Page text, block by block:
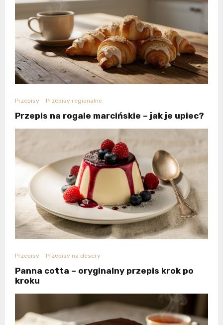
Przepisy Przepisy regionalne
Przepis na rogale marcińskie – jak je upiec?
Przepisy Przepisy na desery
Panna cotta – oryginalny przepis krok po
kroku